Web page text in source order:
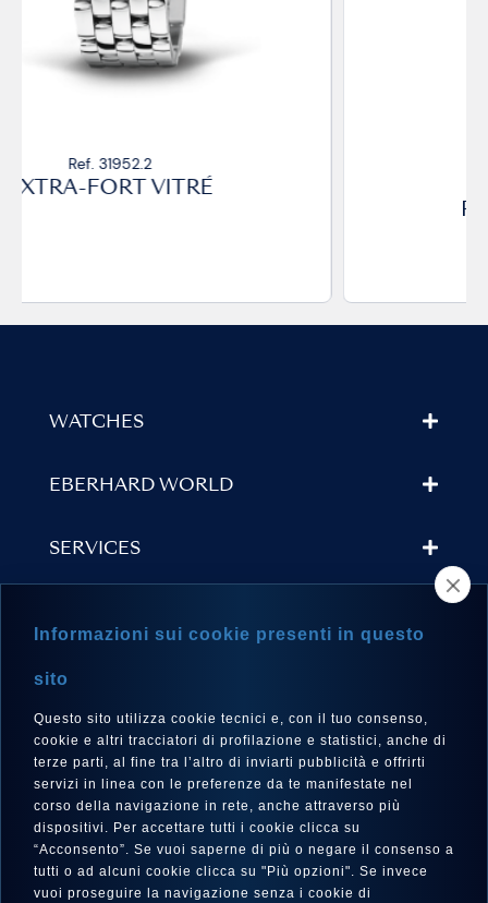
EXTRA-FORT
WATCHES
EBERHARD WORLD
SERVICES
LANGUAGE
English
Informazioni sui cookie presenti in questo
sito
Questo sito utilizza cookie tecnici e, con il tuo consenso,
cookie e altri tracciatori di profilazione e statistici, anche di
terze parti, al fine tra l’altro di inviarti pubblicità e offrirti
servizi in linea con le preferenze da te manifestate nel
corso della navigazione in rete, anche attraverso più
dispositivi. Per accettare tutti i cookie clicca su
“Acconsento”. Se vuoi saperne di più o negare il consenso a
tutti o ad alcuni cookie clicca su "Più opzioni". Se invece
vuoi proseguire la navigazione senza i cookie di